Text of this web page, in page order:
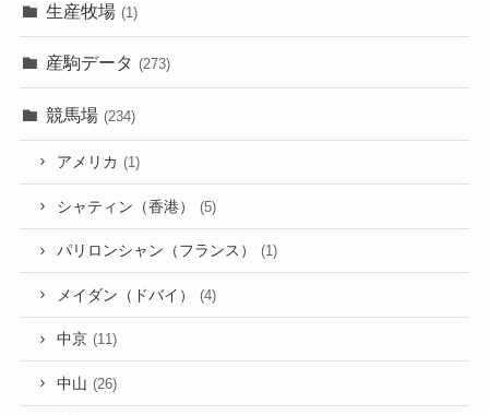
生産牧場 (1)
産駒データ (273)
競馬場 (234)
アメリカ (1)
シャティン（香港） (5)
パリロンシャン（フランス） (1)
メイダン（ドバイ） (4)
中京 (11)
中山 (26)